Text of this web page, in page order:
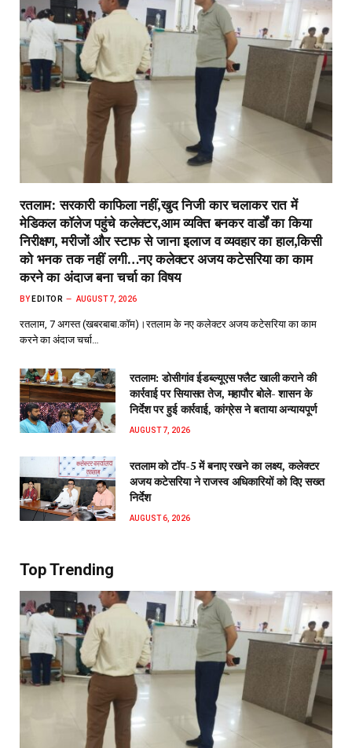
रतलाम: सरकारी काफिला नहीं,खुद निजी कार चलाकर रात में
मेडिकल कॉलेज पहुंचे कलेक्टर,आम व्यक्ति बनकर वार्डों का किया
निरीक्षण, मरीजों और स्टाफ से जाना इलाज व व्यवहार का हाल,किसी
को भनक तक नहीं लगी…नए कलेक्टर अजय कटेसरिया का काम
करने का अंदाज बना चर्चा का विषय
BY EDITOR AUGUST 7, 2026
रतलाम, 7 अगस्त (खबरबाबा.कॉम)।रतलाम के नए कलेक्टर अजय कटेसरिया का काम
करने का अंदाज चर्चा…
रतलाम: डोसीगांव ईडब्ल्यूएस फ्लैट खाली कराने की
कार्रवाई पर सियासत तेज, महापौर बोले- शासन के
निर्देश पर हुई कार्रवाई, कांग्रेस ने बताया अन्यायपूर्ण
AUGUST 7, 2026
रतलाम को टॉप-5 में बनाए रखने का लक्ष्य, कलेक्टर
अजय कटेसरिया ने राजस्व अधिकारियों को दिए सख्त
निर्देश
AUGUST 6, 2026
Top Trending